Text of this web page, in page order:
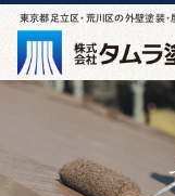
東京都足立区・荒川区の外壁塗装・